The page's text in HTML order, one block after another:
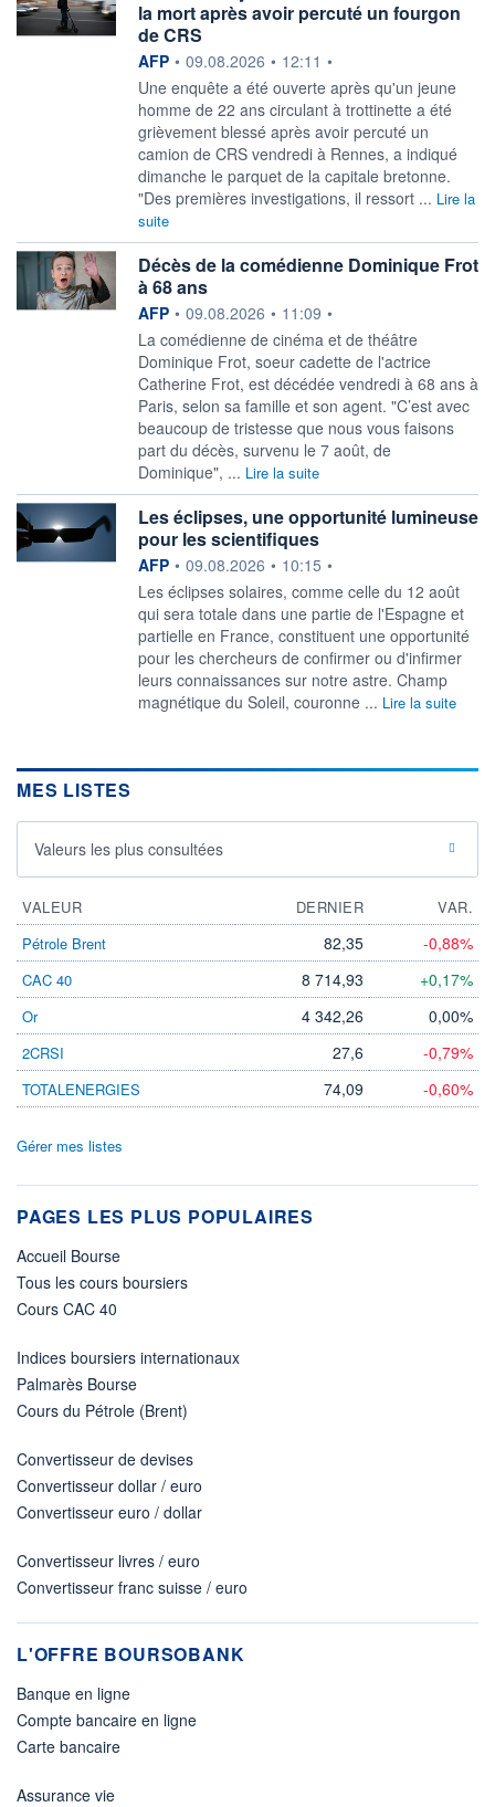
la mort après avoir percuté un fourgon
de CRS
information fournie par
AFP • 09.08.2026 • 12:11 •
Une enquête a été ouverte après qu'un jeune
homme de 22 ans circulant à trottinette a été
grièvement blessé après avoir percuté un
camion de CRS vendredi à Rennes, a indiqué
dimanche le parquet de la capitale bretonne.
"Des premières investigations, il ressort ... Lire la
suite
Décès de la comédienne Dominique Frot
à 68 ans
information fournie par
AFP • 09.08.2026 • 11:09 •
La comédienne de cinéma et de théâtre
Dominique Frot, soeur cadette de l'actrice
Catherine Frot, est décédée vendredi à 68 ans à
Paris, selon sa famille et son agent. "C’est avec
beaucoup de tristesse que nous vous faisons
part du décès, survenu le 7 août, de
Dominique", ... Lire la suite
Les éclipses, une opportunité lumineuse
pour les scientifiques
information fournie par
AFP • 09.08.2026 • 10:15 •
Les éclipses solaires, comme celle du 12 août
qui sera totale dans une partie de l'Espagne et
partielle en France, constituent une opportunité
pour les chercheurs de confirmer ou d'infirmer
leurs connaissances sur notre astre. Champ
magnétique du Soleil, couronne ... Lire la suite
MES LISTES
Valeurs les plus consultées
VALEUR DERNIER
VAR.
Pétrole Brent
82,35 -0,88%
CAC 40 8 714,93 +0,17%
Or 4 342,26 0,00%
2CRSI 27,6 -0,79%
TOTALENERGIES 74,09 -0,60%
Gérer mes listes
PAGES LES PLUS POPULAIRES
Accueil Bourse
Tous les cours boursiers
Cours CAC 40
Indices boursiers internationaux
Palmarès Bourse
Cours du Pétrole (Brent)
Convertisseur de devises
Convertisseur dollar / euro
Convertisseur euro / dollar
Convertisseur livres / euro
Convertisseur franc suisse / euro
L'OFFRE BOURSOBANK
Banque en ligne
Compte bancaire en ligne
Carte bancaire
Assurance vie